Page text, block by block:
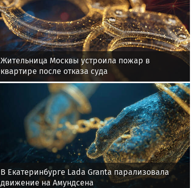
Жительница Москвы устроила пожар в
квартире после отказа суда
В Екатеринбурге Lada Granta парализовала
движение на Амундсена